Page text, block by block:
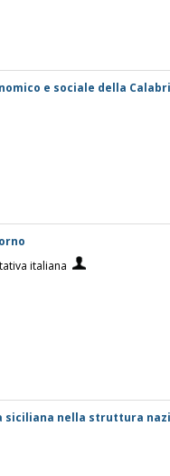
e sociale della
italiana
siciliana nella struttura